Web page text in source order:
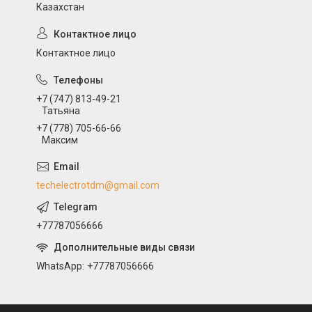
Казахстан
Контактное лицо
+7 (747) 813-49-21
Татьяна
+7 (778) 705-66-66
Максим
techelectrotdm@gmail.com
+77787056666
WhatsApp +77787056666